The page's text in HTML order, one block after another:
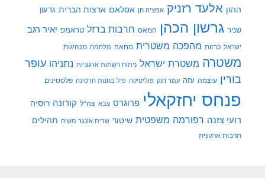
ההון אלעד רזניק אמציה חן אסלאם ארצות הברית גדעון
שניר גרשון הכהן חמאס חרבות ברזל טראמפ יאיר רגב
ישראל כרזות מהפכה משטרית מחאה מלחמה מנהיגות
משטרה משטרת ישראל ניתוח רשתות ארגוניות נתניהו עופר
בורין עוצמה עזה עמר דנק פוליטיקה פיל בחנות חרסינה פלסטינים
פנחס יחזקאלי פרוגרס צבא צה"ל קורונה רוסיה
רועי צזנה רפורמה משפטית שיטור שרית אונגר משיח תהילים
תרבות ארגונית